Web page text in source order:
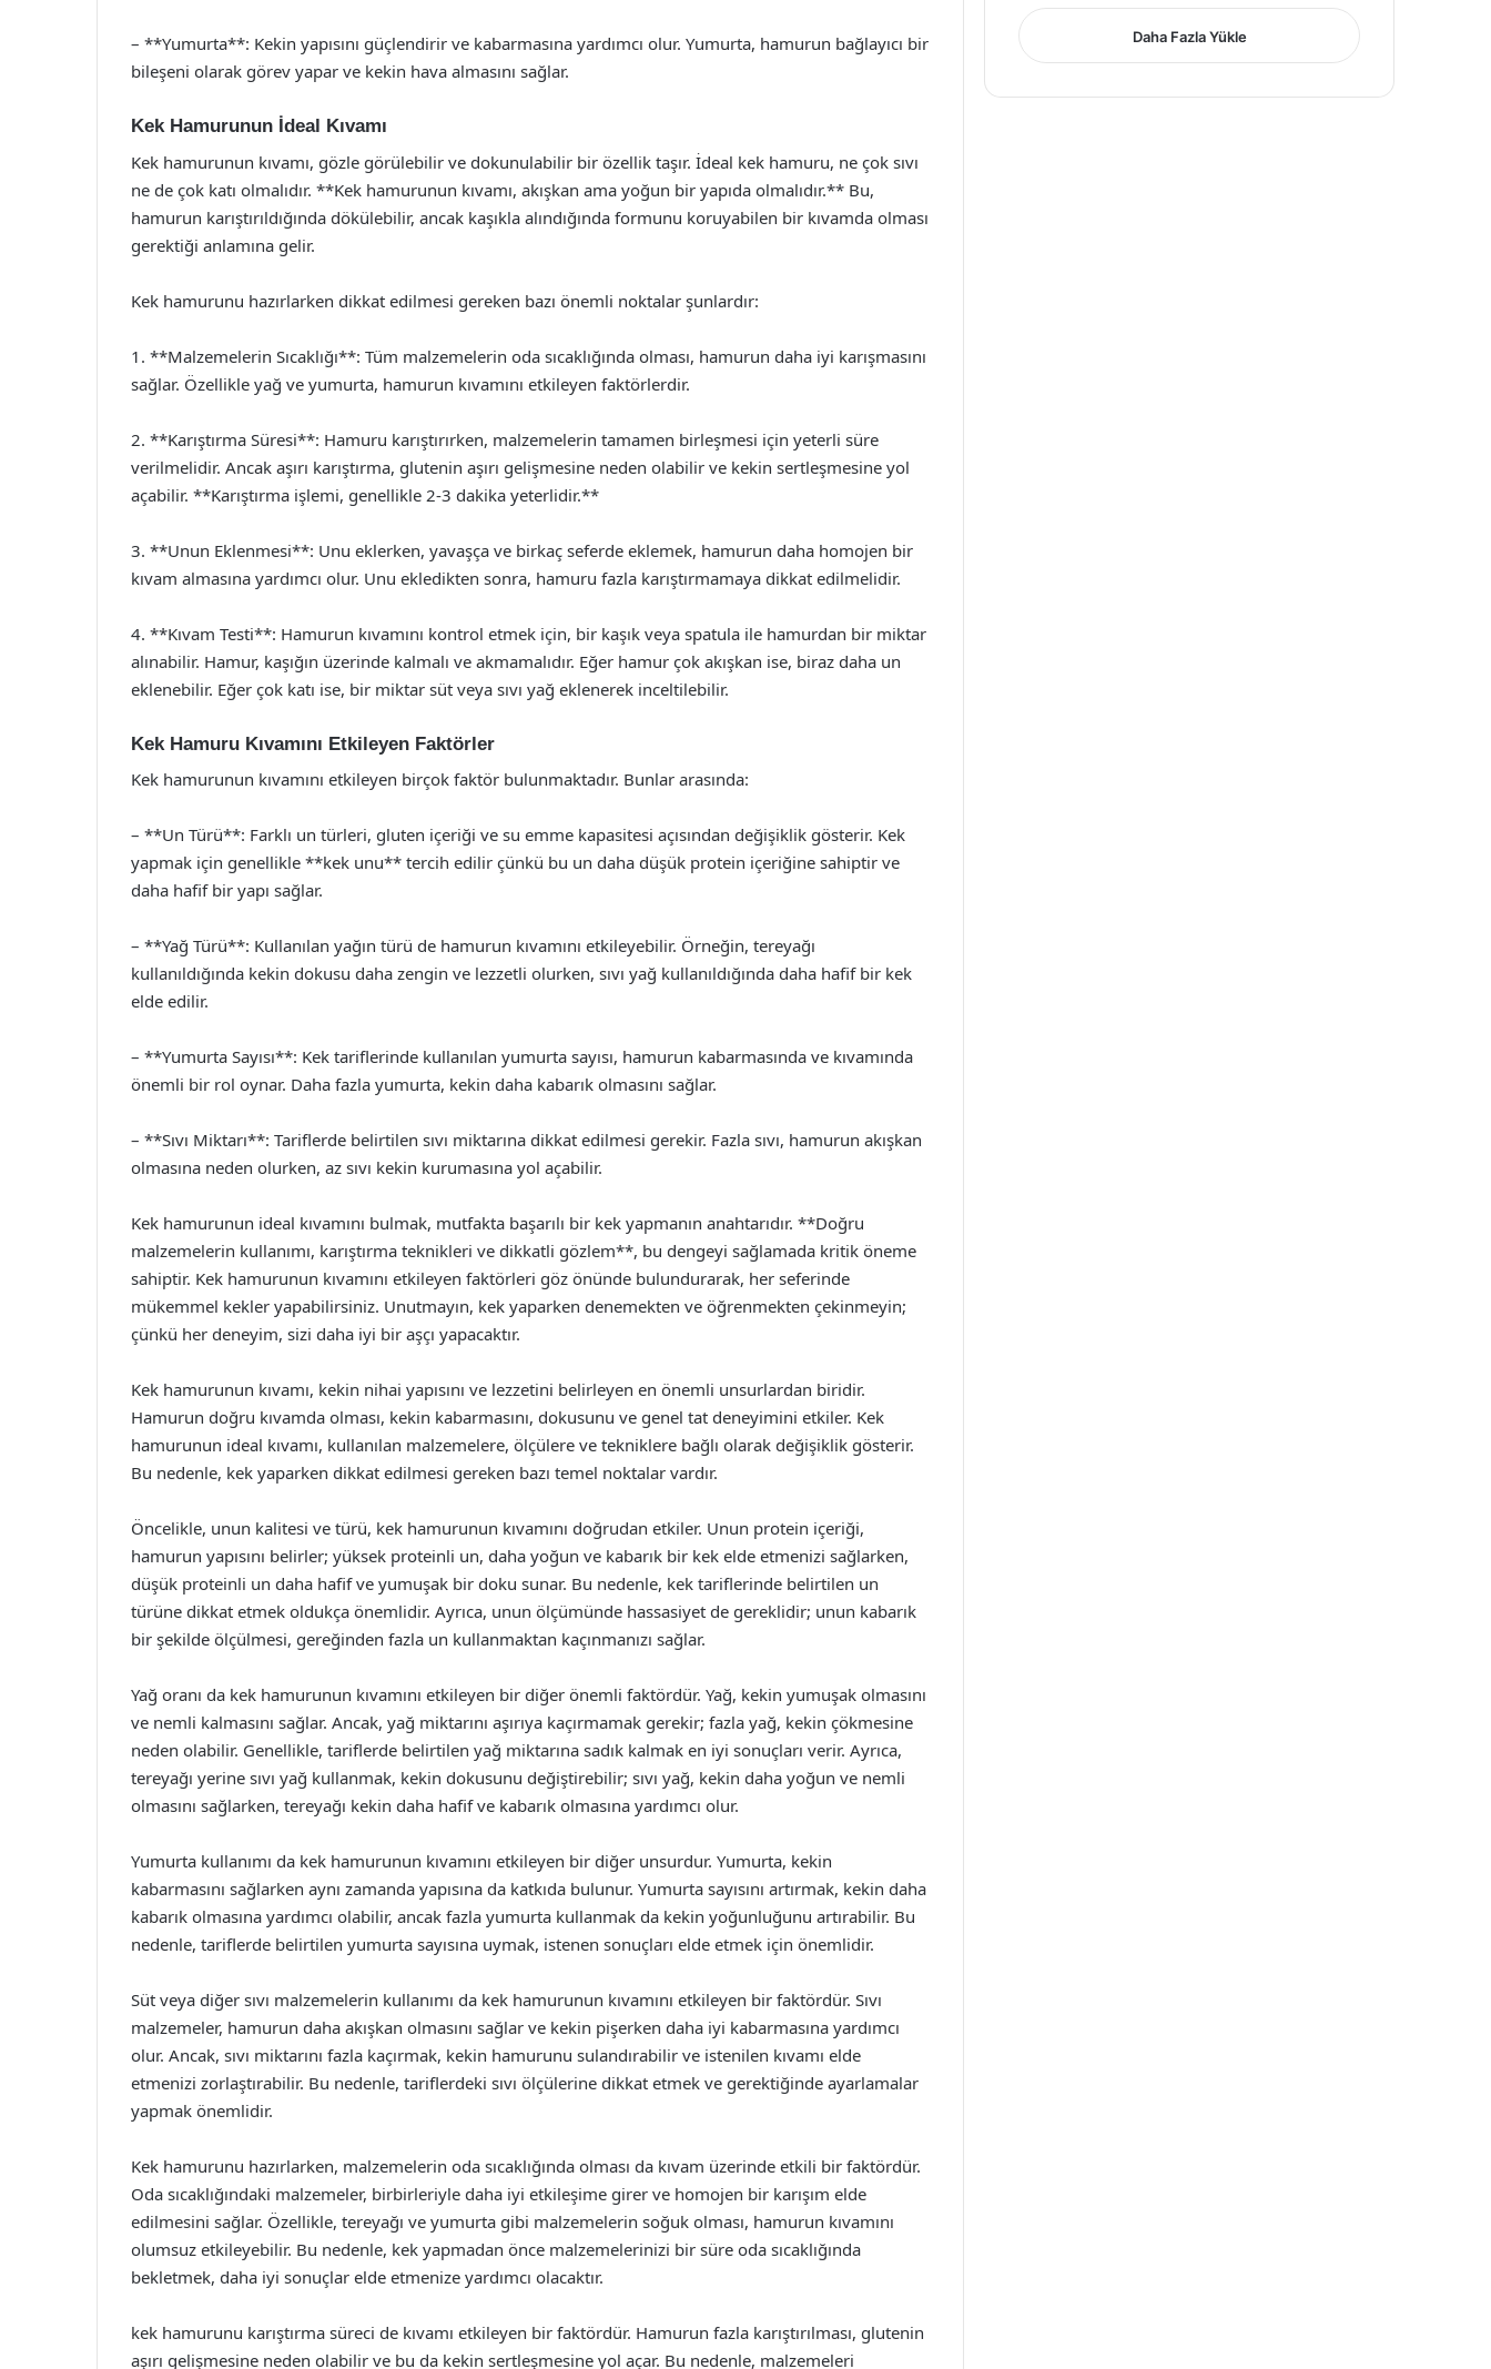
– **Yumurta**: Kekin yapısını güçlendirir ve kabarmasına yardımcı olur. Yumurta, hamurun bağlayıcı bir
bileşeni olarak görev yapar ve kekin hava almasını sağlar.
Kek Hamurunun İdeal Kıvamı
Kek hamurunun kıvamı, gözle görülebilir ve dokunulabilir bir özellik taşır. İdeal kek hamuru, ne çok sıvı
ne de çok katı olmalıdır. **Kek hamurunun kıvamı, akışkan ama yoğun bir yapıda olmalıdır.** Bu,
hamurun karıştırıldığında dökülebilir, ancak kaşıkla alındığında formunu koruyabilen bir kıvamda olması
gerektiği anlamına gelir.
Kek hamurunu hazırlarken dikkat edilmesi gereken bazı önemli noktalar şunlardır:
1. **Malzemelerin Sıcaklığı**: Tüm malzemelerin oda sıcaklığında olması, hamurun daha iyi karışmasını
sağlar. Özellikle yağ ve yumurta, hamurun kıvamını etkileyen faktörlerdir.
2. **Karıştırma Süresi**: Hamuru karıştırırken, malzemelerin tamamen birleşmesi için yeterli süre
verilmelidir. Ancak aşırı karıştırma, glutenin aşırı gelişmesine neden olabilir ve kekin sertleşmesine yol
açabilir. **Karıştırma işlemi, genellikle 2-3 dakika yeterlidir.**
3. **Unun Eklenmesi**: Unu eklerken, yavaşça ve birkaç seferde eklemek, hamurun daha homojen bir
kıvam almasına yardımcı olur. Unu ekledikten sonra, hamuru fazla karıştırmamaya dikkat edilmelidir.
4. **Kıvam Testi**: Hamurun kıvamını kontrol etmek için, bir kaşık veya spatula ile hamurdan bir miktar
alınabilir. Hamur, kaşığın üzerinde kalmalı ve akmamalıdır. Eğer hamur çok akışkan ise, biraz daha un
eklenebilir. Eğer çok katı ise, bir miktar süt veya sıvı yağ eklenerek inceltilebilir.
Kek Hamuru Kıvamını Etkileyen Faktörler
Kek hamurunun kıvamını etkileyen birçok faktör bulunmaktadır. Bunlar arasında:
– **Un Türü**: Farklı un türleri, gluten içeriği ve su emme kapasitesi açısından değişiklik gösterir. Kek
yapmak için genellikle **kek unu** tercih edilir çünkü bu un daha düşük protein içeriğine sahiptir ve
daha hafif bir yapı sağlar.
– **Yağ Türü**: Kullanılan yağın türü de hamurun kıvamını etkileyebilir. Örneğin, tereyağı
kullanıldığında kekin dokusu daha zengin ve lezzetli olurken, sıvı yağ kullanıldığında daha hafif bir kek
elde edilir.
– **Yumurta Sayısı**: Kek tariflerinde kullanılan yumurta sayısı, hamurun kabarmasında ve kıvamında
önemli bir rol oynar. Daha fazla yumurta, kekin daha kabarık olmasını sağlar.
– **Sıvı Miktarı**: Tariflerde belirtilen sıvı miktarına dikkat edilmesi gerekir. Fazla sıvı, hamurun akışkan
olmasına neden olurken, az sıvı kekin kurumasına yol açabilir.
Kek hamurunun ideal kıvamını bulmak, mutfakta başarılı bir kek yapmanın anahtarıdır. **Doğru
malzemelerin kullanımı, karıştırma teknikleri ve dikkatli gözlem**, bu dengeyi sağlamada kritik öneme
sahiptir. Kek hamurunun kıvamını etkileyen faktörleri göz önünde bulundurarak, her seferinde
mükemmel kekler yapabilirsiniz. Unutmayın, kek yaparken denemekten ve öğrenmekten çekinmeyin;
çünkü her deneyim, sizi daha iyi bir aşçı yapacaktır.
Kek hamurunun kıvamı, kekin nihai yapısını ve lezzetini belirleyen en önemli unsurlardan biridir.
Hamurun doğru kıvamda olması, kekin kabarmasını, dokusunu ve genel tat deneyimini etkiler. Kek
hamurunun ideal kıvamı, kullanılan malzemelere, ölçülere ve tekniklere bağlı olarak değişiklik gösterir.
Bu nedenle, kek yaparken dikkat edilmesi gereken bazı temel noktalar vardır.
Öncelikle, unun kalitesi ve türü, kek hamurunun kıvamını doğrudan etkiler. Unun protein içeriği,
hamurun yapısını belirler; yüksek proteinli un, daha yoğun ve kabarık bir kek elde etmenizi sağlarken,
düşük proteinli un daha hafif ve yumuşak bir doku sunar. Bu nedenle, kek tariflerinde belirtilen un
türüne dikkat etmek oldukça önemlidir. Ayrıca, unun ölçümünde hassasiyet de gereklidir; unun kabarık
bir şekilde ölçülmesi, gereğinden fazla un kullanmaktan kaçınmanızı sağlar.
Yağ oranı da kek hamurunun kıvamını etkileyen bir diğer önemli faktördür. Yağ, kekin yumuşak olmasını
ve nemli kalmasını sağlar. Ancak, yağ miktarını aşırıya kaçırmamak gerekir; fazla yağ, kekin çökmesine
neden olabilir. Genellikle, tariflerde belirtilen yağ miktarına sadık kalmak en iyi sonuçları verir. Ayrıca,
tereyağı yerine sıvı yağ kullanmak, kekin dokusunu değiştirebilir; sıvı yağ, kekin daha yoğun ve nemli
olmasını sağlarken, tereyağı kekin daha hafif ve kabarık olmasına yardımcı olur.
Yumurta kullanımı da kek hamurunun kıvamını etkileyen bir diğer unsurdur. Yumurta, kekin
kabarmasını sağlarken aynı zamanda yapısına da katkıda bulunur. Yumurta sayısını artırmak, kekin daha
kabarık olmasına yardımcı olabilir, ancak fazla yumurta kullanmak da kekin yoğunluğunu artırabilir. Bu
nedenle, tariflerde belirtilen yumurta sayısına uymak, istenen sonuçları elde etmek için önemlidir.
Süt veya diğer sıvı malzemelerin kullanımı da kek hamurunun kıvamını etkileyen bir faktördür. Sıvı
malzemeler, hamurun daha akışkan olmasını sağlar ve kekin pişerken daha iyi kabarmasına yardımcı
olur. Ancak, sıvı miktarını fazla kaçırmak, kekin hamurunu sulandırabilir ve istenilen kıvamı elde
etmenizi zorlaştırabilir. Bu nedenle, tariflerdeki sıvı ölçülerine dikkat etmek ve gerektiğinde ayarlamalar
yapmak önemlidir.
Kek hamurunu hazırlarken, malzemelerin oda sıcaklığında olması da kıvam üzerinde etkili bir faktördür.
Oda sıcaklığındaki malzemeler, birbirleriyle daha iyi etkileşime girer ve homojen bir karışım elde
edilmesini sağlar. Özellikle, tereyağı ve yumurta gibi malzemelerin soğuk olması, hamurun kıvamını
olumsuz etkileyebilir. Bu nedenle, kek yapmadan önce malzemelerinizi bir süre oda sıcaklığında
bekletmek, daha iyi sonuçlar elde etmenize yardımcı olacaktır.
kek hamurunu karıştırma süreci de kıvamı etkileyen bir faktördür. Hamurun fazla karıştırılması, glutenin
aşırı gelişmesine neden olabilir ve bu da kekin sertleşmesine yol açar. Bu nedenle, malzemeleri
Daha Fazla Yükle